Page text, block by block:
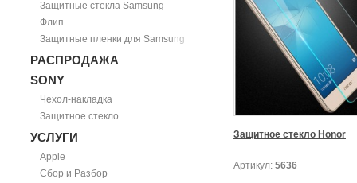
Защитные стекла Samsung
Флип
Защитные пленки для Samsung
РАСПРОДАЖА
SONY
Чехол-накладка
Защитное стекло
УСЛУГИ
Apple
Сбор и Разбор
Защитное стекло Honor
Артикул: 5636